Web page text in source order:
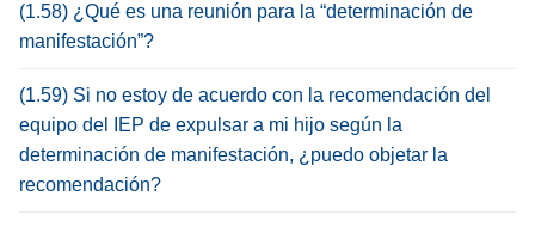
(1.58) ¿Qué es una reunión para la “determinación de
manifestación”?
(1.59) Si no estoy de acuerdo con la recomendación del
equipo del IEP de expulsar a mi hijo según la
determinación de manifestación, ¿puedo objetar la
recomendación?